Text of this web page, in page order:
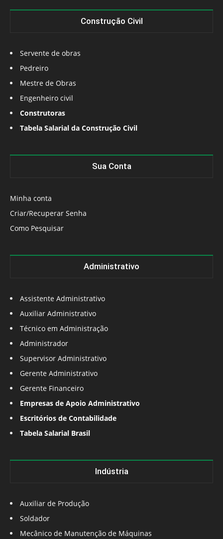
Construção Civil
Servente de obras
Pedreiro
Mestre de Obras
Engenheiro civil
Construtoras
Tabela Salarial da Construção Civil
Sua Conta
Minha conta
Criar/Recuperar Senha
Como Pesquisar
Administrativo
Assistente Administrativo
Auxiliar Administrativo
Técnico em Administração
Administrador
Supervisor Administrativo
Gerente Administrativo
Gerente Financeiro
Empresas de Apoio Administrativo
Escritórios de Contabilidade
Tabela Salarial Brasil
Indústria
Auxiliar de Produção
Soldador
Mecânico de Manutenção de Máquinas